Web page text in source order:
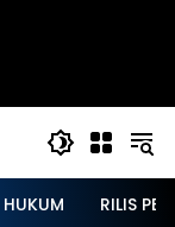
HUKUM RILIS